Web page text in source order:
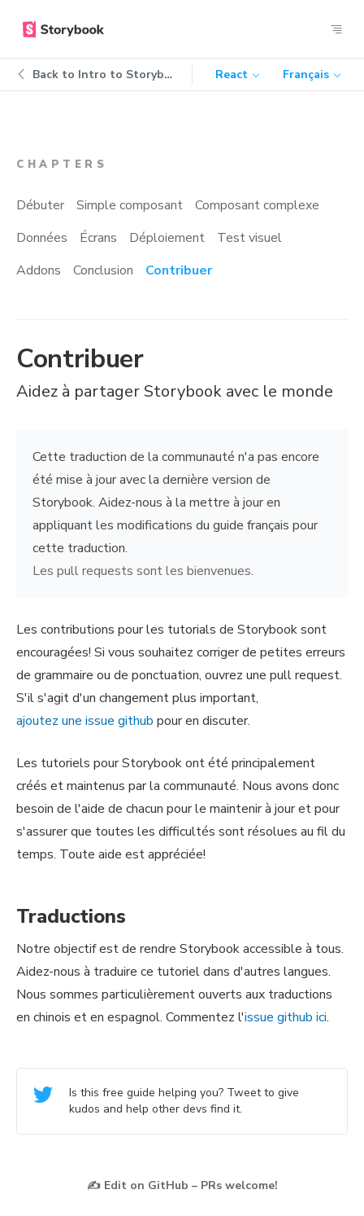
Back to Intro to Storybook React Français
CHAPTERS
Débuter Simple composant
Composant complexe
Données
Écrans Déploiement
Test visuel
Addons
Conclusion Contribuer
Contribuer
Aidez à partager Storybook avec le monde
Cette traduction de la communauté n'a pas encore
été mise à jour avec la dernière version de
Storybook. Aidez-nous à la mettre à jour en
appliquant les modifications du guide français pour
cette traduction.
Les pull requests sont les bienvenues.
Les contributions pour les tutorials de Storybook sont
encouragées! Si vous souhaitez corriger de petites erreurs
de grammaire ou de ponctuation, ouvrez une pull request.
S'il s'agit d'un changement plus important,
ajoutez une issue github pour en discuter.
Les tutoriels pour Storybook ont été principalement
créés et maintenus par la communauté. Nous avons donc
besoin de l'aide de chacun pour le maintenir à jour et pour
s'assurer que toutes les difficultés sont résolues au fil du
temps. Toute aide est appréciée!
Traductions
Notre objectif est de rendre Storybook accessible à tous.
Aidez-nous à traduire ce tutoriel dans d'autres langues.
Nous sommes particulièrement ouverts aux traductions
en chinois et en espagnol. Commentez l'issue github ici.
Is this free guide helping you? Tweet to give
kudos and help other devs find it.
✍️ Edit on GitHub – PRs welcome!